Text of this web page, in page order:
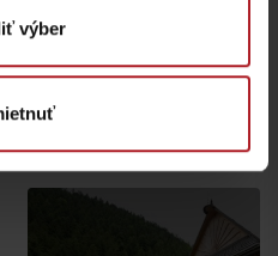
výber
Zipline Čutkovská dolina